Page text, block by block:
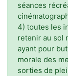
séances
4) toutes les
retenir au sol
ayant pour
morale des
sorties de